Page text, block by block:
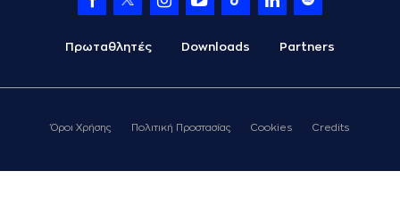
Πρωταθλητές Downloads Partners
Όροι Χρήσης Πολιτική Προστασίας Cookies Credits